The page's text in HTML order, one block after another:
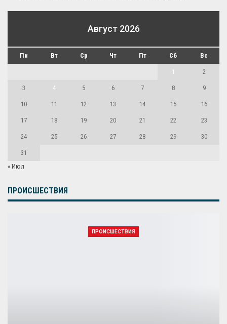
Август 2026
Пн Вт Ср Чт Пт Сб Вс
1 2
3 4 5 6 7 8 9
10 11 12 13 14 15 16
17 18 19 20 21 22 23
24 25 26 27 28 29 30
31
« Июл
ПРОИСШЕСТВИЯ
ПРОИСШЕСТВИЯ